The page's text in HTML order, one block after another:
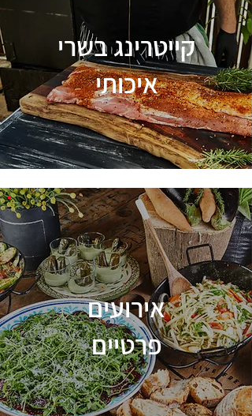
קייטרינג בשרי
איכותי
אירועים
פרטיים